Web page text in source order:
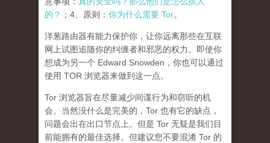
的？ ；4、原则： 你为什么需要 Tor。
洋葱路由器有能力保护你，让你远离那些在互联
网上试图追随你的纠缠者和邪恶的权力。即使你
想成为另一个 Edward Snowden，你也可以通过
使用 TOR 浏览器来做到这一点。
Tor 浏览器旨在尽量减少间谍行为和窃听的机
会。当然没什么是完美的，Tor 也有它的缺点，
问题会出在出口节点上。但是 Tor 无疑是我们目
前能拥有的最佳选择。但建议您不要混淆 Tor 的